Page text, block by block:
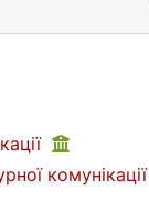
комунікації